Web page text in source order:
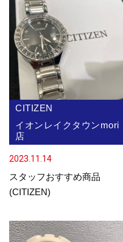
CITIZEN
イオンレイクタウンmori
店
2023.11.14
スタッフおすすめ商品
(CITIZEN)